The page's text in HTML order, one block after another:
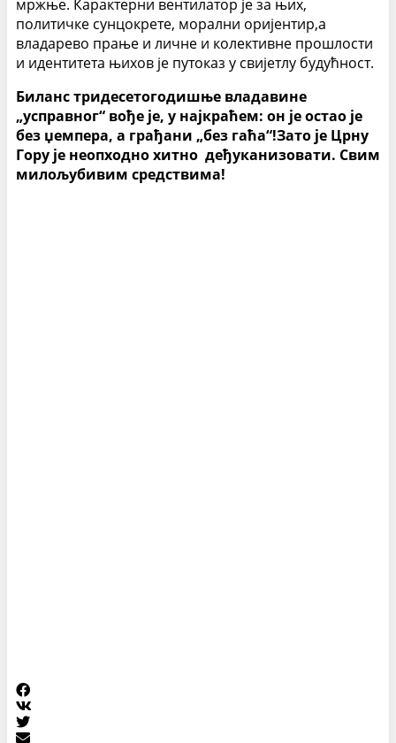
мржње. Карактерни вентилатор је за њих,
политичке сунцокрете, морални оријентир,а
владарево прање и личне и колективне прошлости
и идентитета њихов је путоказ у свијетлу будућност.
Биланс тридесетогодишње владавине
„усправног“ вође је, у најкраћем: он је остао је
без џемпера, а грађани „без гаћа“!Зато је Црну
Гору је неопходно хитно деђуканизовати. Свим
милољубивим средствима!